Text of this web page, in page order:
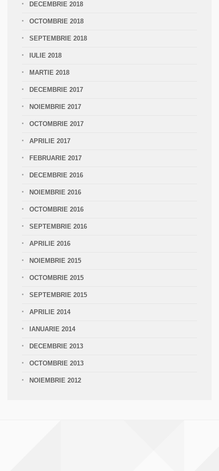
DECEMBRIE 2018
OCTOMBRIE 2018
SEPTEMBRIE 2018
IULIE 2018
MARTIE 2018
DECEMBRIE 2017
NOIEMBRIE 2017
OCTOMBRIE 2017
APRILIE 2017
FEBRUARIE 2017
DECEMBRIE 2016
NOIEMBRIE 2016
OCTOMBRIE 2016
SEPTEMBRIE 2016
APRILIE 2016
NOIEMBRIE 2015
OCTOMBRIE 2015
SEPTEMBRIE 2015
APRILIE 2014
IANUARIE 2014
DECEMBRIE 2013
OCTOMBRIE 2013
NOIEMBRIE 2012